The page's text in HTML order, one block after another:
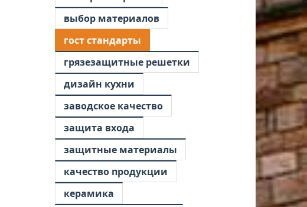
выбор материалов
гост стандарты
грязезащитные решетки
дизайн кухни
заводское качество
защита входа
защитные материалы
качество продукции
керамика